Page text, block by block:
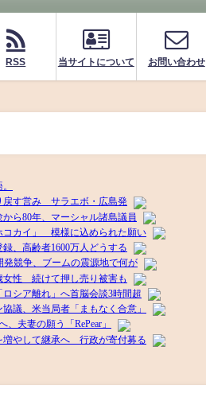
RSS 当サイトについて お問い合わせ